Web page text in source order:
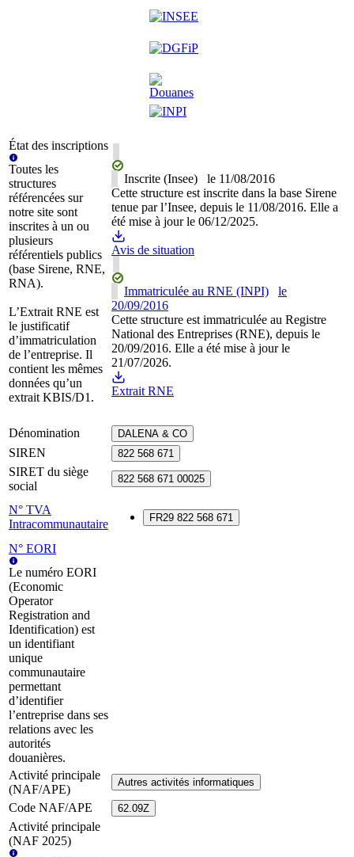
État des inscriptions
Toutes les
structures
référencées sur
notre site sont
inscrites à un ou
plusieurs
référentiels publics
(base Sirene, RNE,
RNA).
L’Extrait RNE est
le justificatif
d’immatriculation
de l’entreprise. Il
contient les mêmes
données qu’un
extrait KBIS/D1.
Inscrite (Insee) le 11/08/2016
Cette structure est inscrite dans la base Sirene
tenue par l’Insee, depuis le 11/08/2016. Elle a
été mise à jour le 06/12/2025.
Avis de situation
Immatriculée au RNE (INPI)
le
20/09/2016
Cette structure est immatriculée au Registre
National des Entreprises (RNE), depuis le
20/09/2016. Elle a été mise à jour le
21/07/2026.
Extrait RNE
Dénomination DALENA & CO
SIREN 822 568 671
SIRET du siège
social
822 568 671 00025
N° TVA
Intracommunautaire
FR29 822 568 671
N° EORI
Le numéro EORI
(Economic
Operator
Registration and
Identification) est
un identifiant
unique
communautaire
permettant
d’identifier
l’entreprise dans ses
relations avec les
autorités
douanières.
Activité principale
(NAF/APE)
Autres activités informatiques
Code NAF/APE 62.09Z
Activité principale
(NAF 2025)